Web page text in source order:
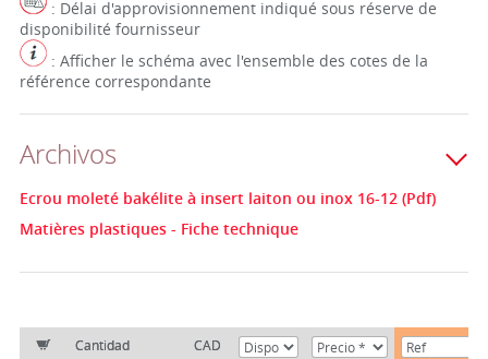
: Délai d'approvisionnement indiqué sous réserve de
disponibilité fournisseur
: Afficher le schéma avec l'ensemble des cotes de la
référence correspondante
Archivos
Ecrou moleté bakélite à insert laiton ou inox 16-12 (Pdf)
Matières plastiques - Fiche technique
Cantidad CAD